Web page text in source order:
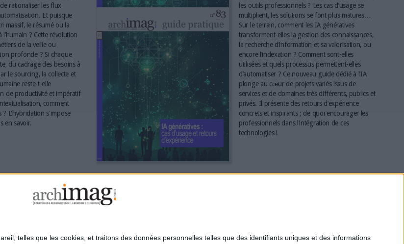
telles que les cookies, et traitons des données personnelles telles que des identifiants uniques et des informations
rationaliser les flux
Et puisque
massif, le résumé ou la
? Cette révolution
de la veille ou
profonde ? Si chaque
du cadrage des besoins à
le sourcing, la collecte et
reste-t-elle
de productivité et impératif
comment
? L'hybridation s'impose
en savoir.
les outils professionnels ? Les cas d’usage se
multiplient, les solutions se font plus matures…
Sur le terrain, comment les IA génératives
transforment-elles la gestion des connaissances,
la recherche d’information et sa valorisation, ou
encore l’indexation ? Comment sont-elles
utilisées et quels processus permettent-elles
d’automatiser ? Ce nouveau guide dédié à l’IA
plonge au cœur de projets variés issus de
services et de domaines très différents, publics et
privés. Il présente des retours d’expérience
concrets et inspirants ; de quoi encourager les
professionnels dans l’intégration de ces
technologies !